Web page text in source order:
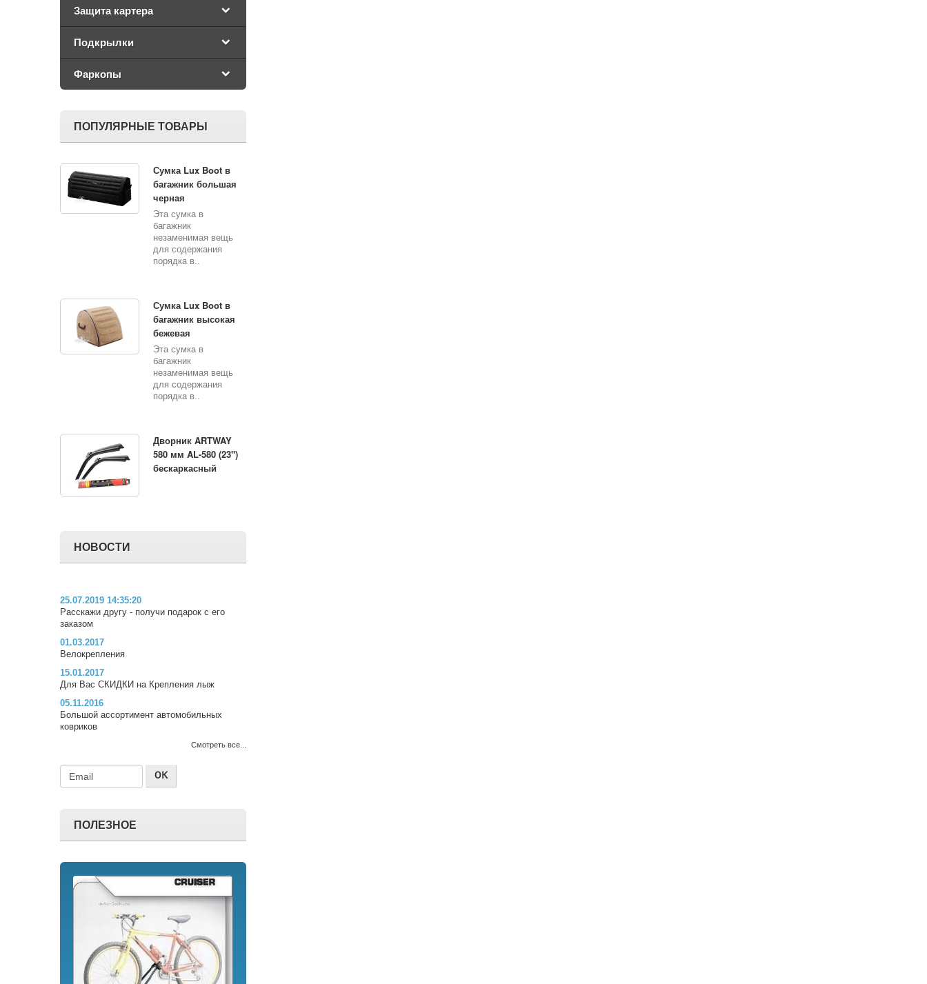
Защита картера
Подкрылки
Фаркопы
ПОПУЛЯРНЫЕ ТОВАРЫ
Сумка Lux Boot в
багажник большая
черная
Эта сумка в
багажник
незаменимая вещь
для содержания
порядка в..
Сумка Lux Boot в
багажник высокая
бежевая
Эта сумка в
багажник
незаменимая вещь
для содержания
порядка в..
Дворник ARTWAY
580 мм AL-580 (23")
бескаркасный
НОВОСТИ
25.07.2019 14:35:20
Расскажи другу - получи подарок с его
заказом
01.03.2017
Велокрепления
15.01.2017
Для Вас СКИДКИ на Крепления лыж
05.11.2016
Большой ассортимент автомобильных
ковриков
Смотреть все...
ПОЛЕЗНОЕ